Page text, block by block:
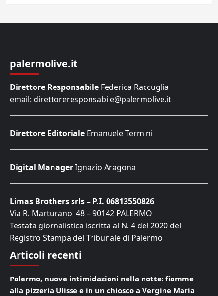
palermolive.it
Direttore Responsabile Federica Raccuglia
email: direttoreresponsabile@palermolive.it
Direttore Editoriale Emanuele Termini
Digital ManagerIgnazio Aragona
Limas Brothers srls – P.I. 06813550826
Via R. Marturano, 48 – 90142 PALERMO
Testata giornalistica iscritta al N. 4 del 2020 del
Registro Stampa del Tribunale di Palermo
Articoli recenti
Palermo, nuove intimidazioni nella notte: fiamme
alla pizzeria Ulisse e in un chiosco a Vergine Maria